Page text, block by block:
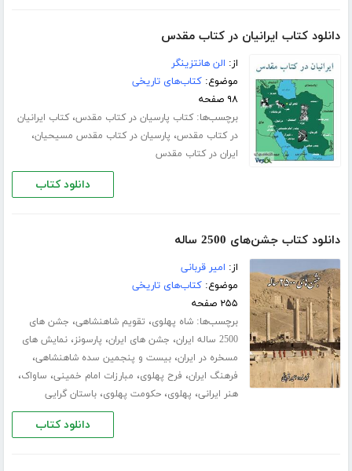
دانلود کتاب ایرانیان در کتاب مقدس
از: الن هانتزینگر
موضوع:کتاب‌های تاریخی
۹۸ صفحه
برچسب‌ها:کتاب پارسیان در کتاب مقدس،کتاب ایرانیان
در کتاب مقدس، پارسیان در کتاب مقدس مسیحیان،
ایران در کتاب مقدس
دانلود کتاب
دانلود کتاب جشن‌های 2500 ساله
از: امیر قربانی
موضوع:کتاب‌های تاریخی
۲۵۵ صفحه
برچسب‌ها:شاه پهلوی، تقویم شاهنشاهی، جشن های
2500 ساله ایران
، جشن های ایران، پارسونز،نمایش های
مسخره در ایران،بیست و پنجمین سده شاهنشاهی،
فرهنگ ایران، فرح پهلوی، مبارزات امام خمینی، ساواک،
هنر ایرانی، پهلوی،حکومت پهلوی،باستان گرایی
دانلود کتاب